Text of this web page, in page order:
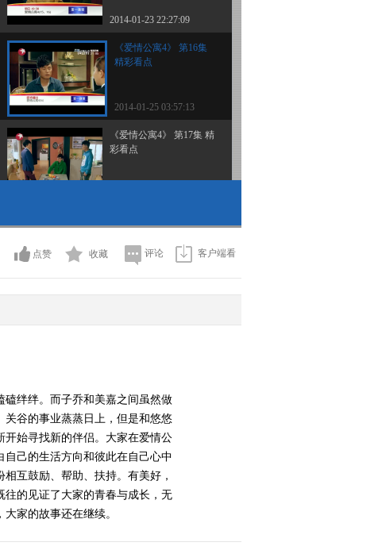
2014-01-23 22:27:09
《爱情公寓4》 第16集
精彩看点
2014-01-25 03:57:13
《爱情公寓4》 第17集 精
彩看点
2014-01-25 22:27:16
彩看点
《爱情公寓4》 第20集 精
彩看点
2014-01-27 00:45:00
《爱情公寓4》 第21集 精
彩看点
2014-01-27 00:48:00
点赞 收藏 评论 客户端看
绊绊。而子乔和美嘉之间虽然做
谷的事业蒸蒸日上，但是和悠悠
开始寻找新的伴侣。大家在爱情公
己的生活方向和彼此在自己心中
互鼓励、帮助、扶持。有美好，
的见证了大家的青春与成长，无
家的故事还在继续。